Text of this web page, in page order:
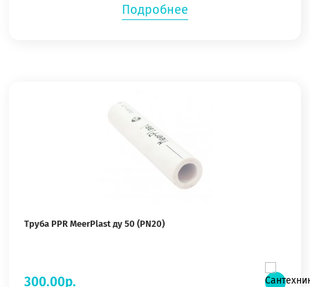
Подробнее
Труба PPR MeerPlast ду 50 (PN20)
300.00р.